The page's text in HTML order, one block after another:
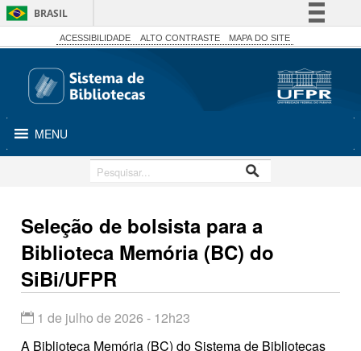
BRASIL
Simplifique!
Canais
ACESSIBILIDADE ALTO CONTRASTE MAPA DO SITE
MENU
Seleção de bolsista para a
Biblioteca Memória (BC) do
SiBi/UFPR
1 de julho de 2026 - 12h23
A Biblioteca Memória (BC) do Sistema de Bibliotecas